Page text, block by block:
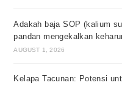
Adakah baja SOP (kalium
pandan mengekalkan
AUGUST 1, 2026
Kelapa Tacunan: Potensi